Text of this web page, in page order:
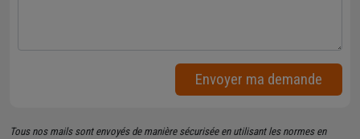
Envoyer ma demande
Tous nos mails sont envoyés de manière sécurisée en utilisant les normes en